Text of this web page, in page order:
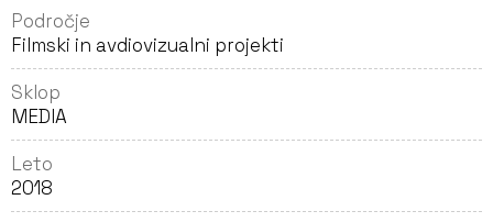
Področje
Filmski in avdiovizualni projekti
Sklop
MEDIA
Leto
2018